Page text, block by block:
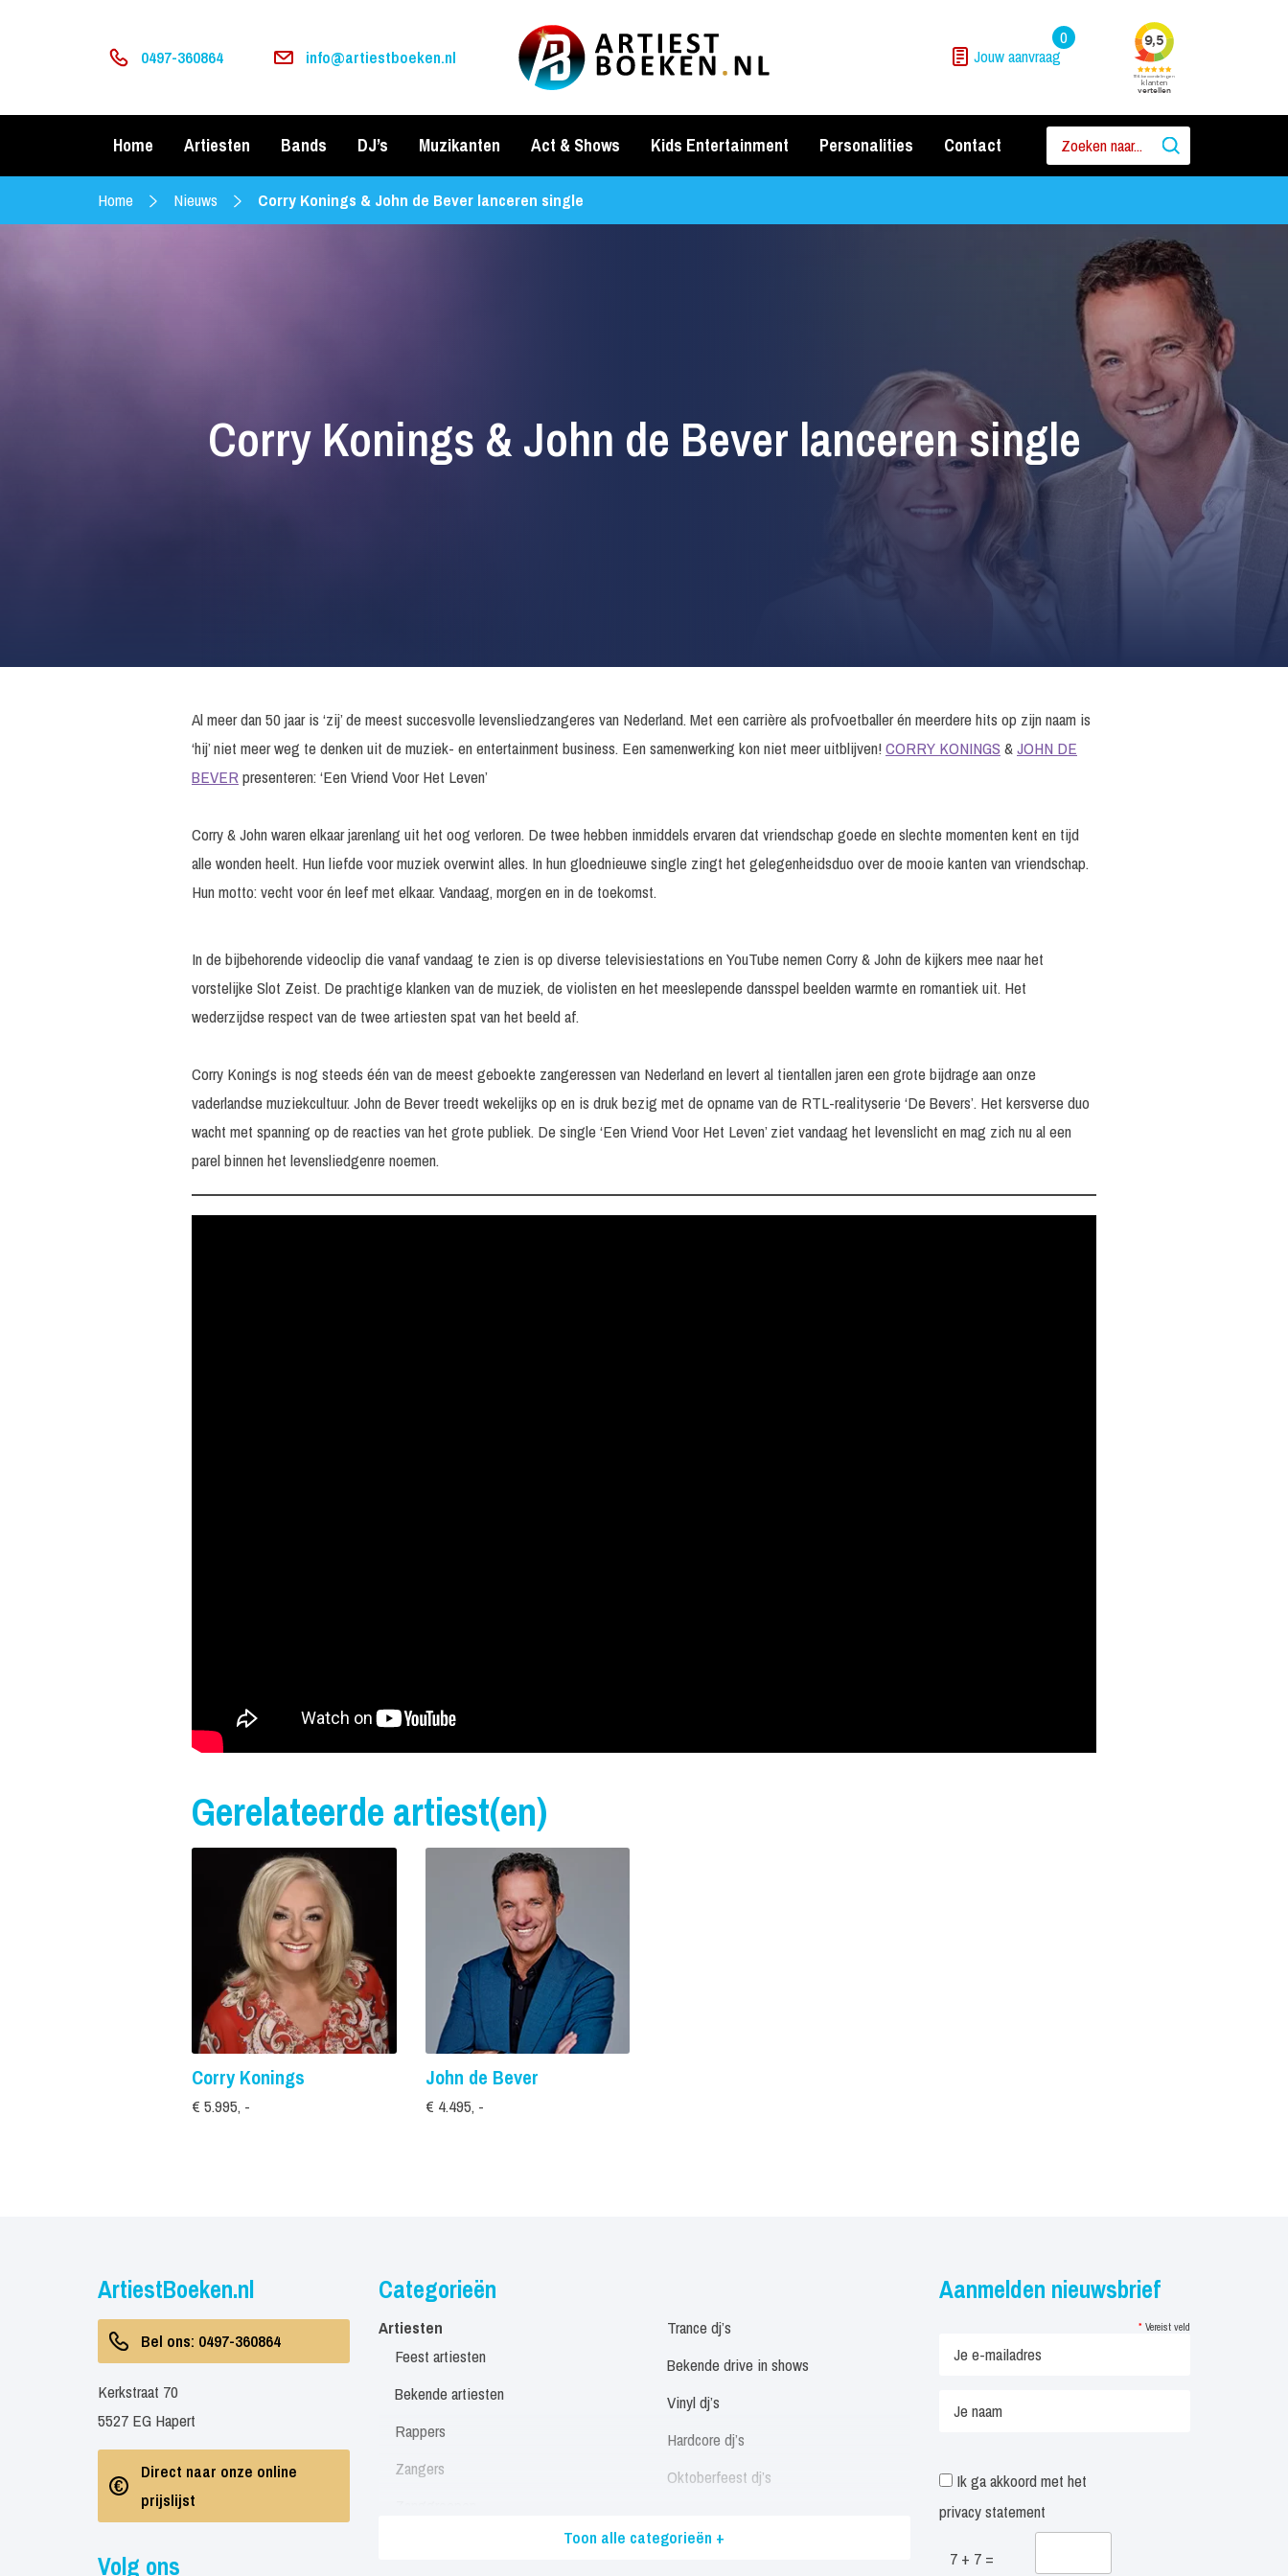
0497-360864 info@artiestboeken.nl Jouw aanvraag
0
Home Artiesten Bands DJ’s Muzikanten Act & Shows Kids Entertainment Personalities Contact
Home Nieuws Corry Konings & John de Bever lanceren single
Corry Konings & John de Bever lanceren single
Al meer dan 50 jaar is ‘zij’ de meest succesvolle levensliedzangeres van Nederland. Met een carrière als profvoetballer én meerdere hits op zijn naam is
‘hij’ niet meer weg te denken uit de muziek- en entertainment business. Een samenwerking kon niet meer uitblijven!CORRY KONINGS &JOHN DE
BEVERpresenteren: ‘Een Vriend Voor Het Leven’
Corry & John waren elkaar jarenlang uit het oog verloren. De twee hebben inmiddels ervaren dat vriendschap goede en slechte momenten kent en tijd
alle wonden heelt. Hun liefde voor muziek overwint alles. In hun gloednieuwe single zingt het gelegenheidsduo over de mooie kanten van vriendschap.
Hun motto: vecht voor én leef met elkaar. Vandaag, morgen en in de toekomst.
In de bijbehorende videoclip die vanaf vandaag te zien is op diverse televisiestations en YouTube nemen Corry & John de kijkers mee naar het
vorstelijke Slot Zeist. De prachtige klanken van de muziek, de violisten en het meeslepende dansspel beelden warmte en romantiek uit. Het
wederzijdse respect van de twee artiesten spat van het beeld af.
Corry Konings is nog steeds één van de meest geboekte zangeressen van Nederland en levert al tientallen jaren een grote bijdrage aan onze
vaderlandse muziekcultuur. John de Bever treedt wekelijks op en is druk bezig met de opname van de RTL-realityserie ‘De Bevers’. Het kersverse duo
wacht met spanning op de reacties van het grote publiek. De single ‘Een Vriend Voor Het Leven’ ziet vandaag het levenslicht en mag zich nu al een
parel binnen het levensliedgenre noemen.
Gerelateerde artiest(en)
Corry Konings
€ 5.995, -
John de Bever
€ 4.495, -
ArtiestBoeken.nl
Bel ons: 0497-360864
Kerkstraat 70
5527 EG Hapert
Direct naar onze online
prijslijst
Volg ons
Categorieën
Artiesten
Feest artiesten
Bekende artiesten
Rappers
Zangers
Trance dj’s
Bekende drive in shows
Vinyl dj’s
Hardcore dj’s
Oktoberfeest dj’s
Alle dj’s
Toon alle categorieën +
Aanmelden nieuwsbrief
* Vereist veld
Ik ga akkoord met het
privacy statement
7 + 7 =